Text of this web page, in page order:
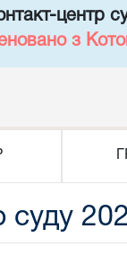
центр
з
суду